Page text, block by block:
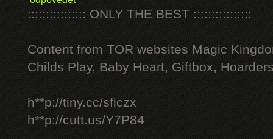
:::::::::::::::: ONLY THE BEST ::::::::::::::::
Content from TOR websites Magic
Childs Play, Baby Heart, Giftbox,
h**p://tiny.cc/sficzx
h**p://cutt.us/Y7P84